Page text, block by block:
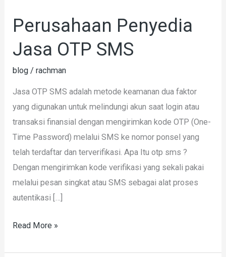
Perusahaan Penyedia
Jasa OTP SMS
blog /rachman
Jasa OTP SMS adalah metode keamanan dua faktor
yang digunakan untuk melindungi akun saat login atau
transaksi finansial dengan mengirimkan kode OTP (One-
Time Password) melalui SMS ke nomor ponsel yang
telah terdaftar dan terverifikasi. Apa Itu otp sms ?
Dengan mengirimkan kode verifikasi yang sekali pakai
melalui pesan singkat atau SMS sebagai alat proses
autentikasi […]
Perusahaan
Jasa
OTP
Read More »